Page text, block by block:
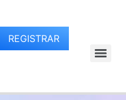
REGISTRAR